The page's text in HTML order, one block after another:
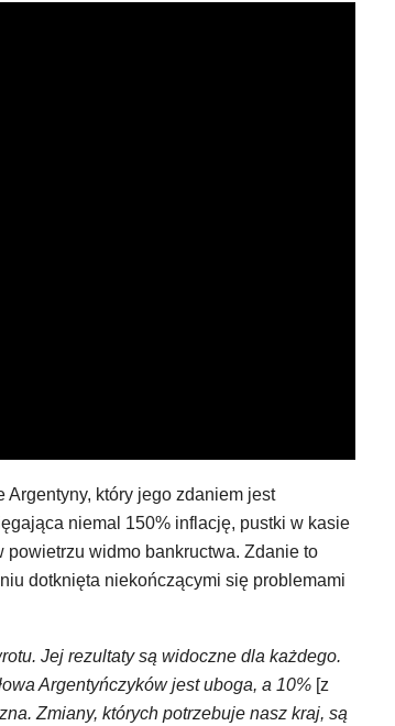
Argentyny, który jego zdaniem jest
niemal 150% inflację, pustki w kasie
powietrzu widmo bankructwa. Zdanie to
dotknięta niekończącymi się problemami
Jej rezultaty są widoczne dla każdego.
Argentyńczyków jest uboga, a 10% [z
Zmiany, których potrzebuje nasz kraj, są